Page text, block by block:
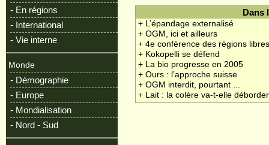
- En régions
- International
- Vie interne
Monde
- Démographie
- Europe
- Mondialisation
- Nord - Sud
Dans
+ L’épandage externalisé
+ OGM, ici et ailleurs
+ 4e conférence des régions
+ Kokopelli se défend
+ La bio progresse en 2005
+ Ours : l’approche suisse
+ OGM interdit, pourtant ...
+ Lait : la colère va-t-elle